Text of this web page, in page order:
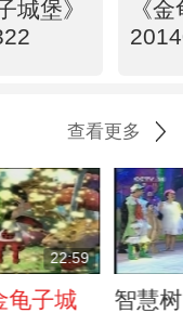
城堡》
《
查看更多
22:59
龟子城
智慧